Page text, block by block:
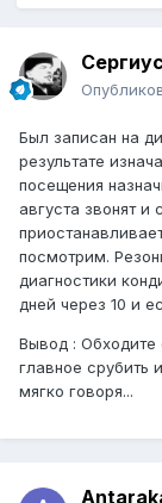
Сергиус
Был записан на
результате
посещения
августа звонят и
посмотрим.
диагностики
дней через 10 и
Вывод : Обходите
главное срубить
мягко говоря...